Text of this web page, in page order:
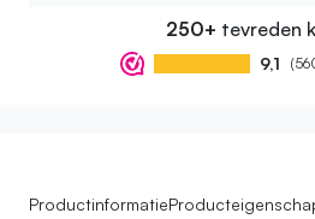
250+ tevreden
9,1
Productinformatie